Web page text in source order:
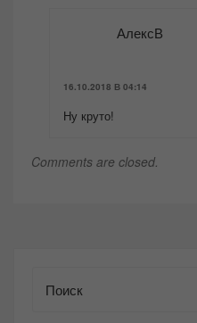
АлексВ
16.10.2018 В 04:14
Ну круто!
Comments are closed.